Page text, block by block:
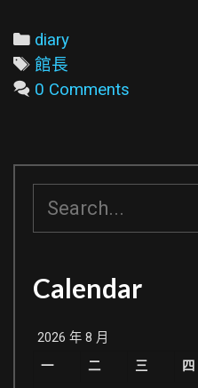
Categories
diary
Tags
館長
0 Comments
Calendar
2026 年 8 月
一
二 三 四